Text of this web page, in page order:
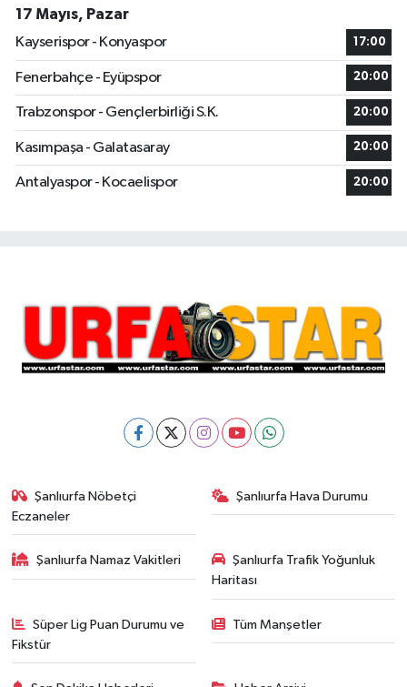
17 Mayıs, Pazar
Kayserispor - Konyaspor
17:00
Fenerbahçe - Eyüpspor 20:00
Trabzonspor - Gençlerbirliği S.K. 20:00
Kasımpaşa - Galatasaray 20:00
Antalyaspor - Kocaelispor 20:00
Şanlıurfa Nöbetçi
Eczaneler
Şanlıurfa Hava Durumu
Şanlıurfa Namaz Vakitleri
Şanlıurfa Trafik Yoğunluk
Haritası
Süper Lig Puan Durumu ve
Fikstür
Tüm Manşetler